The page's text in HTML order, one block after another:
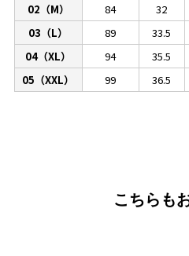
02（M）
84 32
03（L）
89 33.5
04（XL）
94 35.5
05（XXL）
99 36.5
こちらも